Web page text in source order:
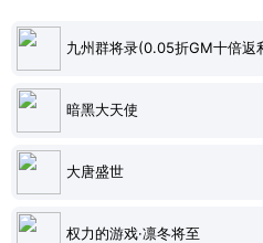
九州群将录(0.05折GM十倍返
暗黑大天使
大唐盛世
权力的游戏·凛冬将至